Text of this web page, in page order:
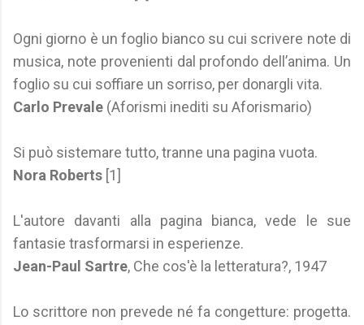
Ogni giorno è un foglio bianco su cui scrivere note di
musica, note provenienti dal profondo dell’anima. Un
foglio su cui soffiare un sorriso, per donargli vita.
Carlo Prevale (Aforismi inediti su Aforismario)
Si può sistemare tutto, tranne una pagina vuota.
Nora Roberts [1]
L'autore davanti alla pagina bianca, vede le sue
fantasie trasformarsi in esperienze.
Jean-Paul Sartre, Che cos'è la letteratura?, 1947
Lo scrittore non prevede né fa congetture: progetta.